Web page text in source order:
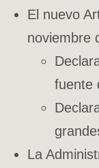
El nuevo
noviembre
fuente
La